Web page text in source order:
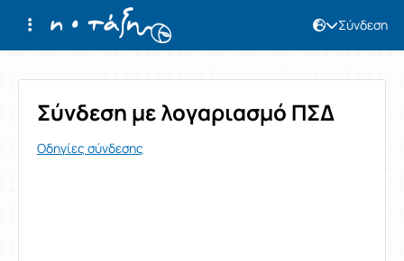
Σύνδεση
Σύνδεση
Σύνδεση με λογαριασμό ΠΣΔ
Οδηγίες σύνδεσης